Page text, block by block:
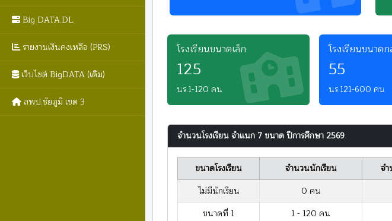
Big DATA.DL
รายงานเงินคงเหลือ (PRS)
เว็บไซต์ BigDATA (เดิม)
สพป.ชัยภูมิ เขต 3
โรงเรียนขนาดเล็ก
125
นร.1-120 คน
โรงเรียนขนาดก
55
นร.121-600 คน
จำนวนโรงเรียน จำแนก 7 ขนาด ปีการศึกษา 2569
ขนาดโรงเรียน จำนวนนักเรียน
จำ
ไม่มีนักเรียน
0 คน
ขนาดที่ 1
1 - 120 คน